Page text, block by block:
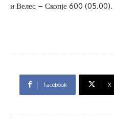
и Велес – Скопје 600 (05.00).
Facebook X